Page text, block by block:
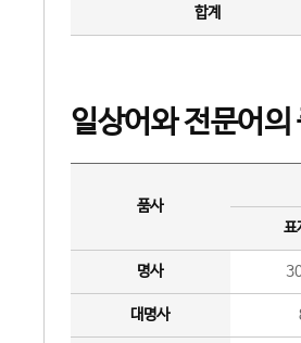
합계
일상어와 전문어의
품사
표
명사
대명사